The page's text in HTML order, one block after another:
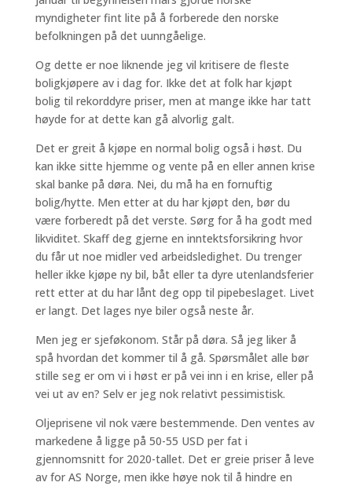
myndigheter fint lite på å forberede den norske
befolkningen på det uunngåelige.
Og dette er noe liknende jeg vil kritisere de fleste
boligkjøpere av i dag for. Ikke det at folk har kjøpt
bolig til rekorddyre priser, men at mange ikke har tatt
høyde for at dette kan gå alvorlig galt.
Det er greit å kjøpe en normal bolig også i høst. Du
kan ikke sitte hjemme og vente på en eller annen krise
skal banke på døra. Nei, du må ha en fornuftig
bolig/hytte. Men etter at du har kjøpt den, bør du
være forberedt på det verste. Sørg for å ha godt med
likviditet. Skaff deg gjerne en inntektsforsikring hvor
du får ut noe midler ved arbeidsledighet. Du trenger
heller ikke kjøpe ny bil, båt eller ta dyre utenlandsferier
rett etter at du har lånt deg opp til pipebeslaget. Livet
er langt. Det lages nye biler også neste år.
Men jeg er sjeføkonom. Står på døra. Så jeg liker å
spå hvordan det kommer til å gå. Spørsmålet alle bør
stille seg er om vi i høst er på vei inn i en krise, eller på
vei ut av en? Selv er jeg nok relativt pessimistisk.
Oljeprisene vil nok være bestemmende. Den ventes av
markedene å ligge på 50-55 USD per fat i
gjennomsnitt for 2020-tallet. Det er greie priser å leve
av for AS Norge, men ikke høye nok til å hindre en